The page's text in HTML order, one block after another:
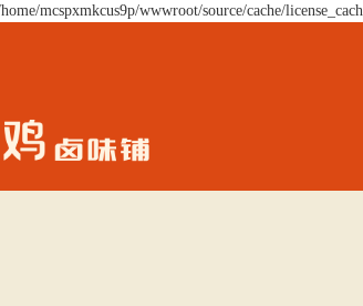
mcspxmkcus9p/wwwroot/source/cache/